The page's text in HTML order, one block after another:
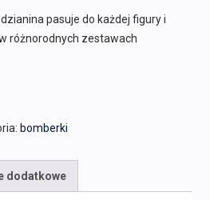
pasuje do każdej figury i
różnorodnych zestawach
bomberki
dodatkowe